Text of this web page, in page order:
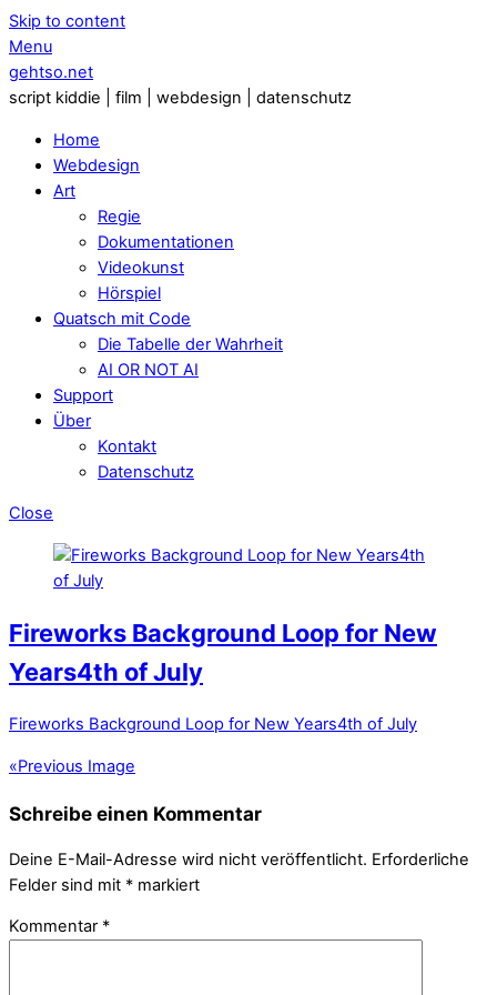
Skip to content
Menu
gehtso.net
script kiddie | film | webdesign | datenschutz
Home
Webdesign
Art
Regie
Dokumentationen
Videokunst
Hörspiel
Quatsch mit Code
Die Tabelle der Wahrheit
AI OR NOT AI
Support
Über
Kontakt
Datenschutz
Close
Fireworks Background Loop for New
Years4th of July
Fireworks Background Loop for New Years4th of July
«Previous Image
Schreibe einen Kommentar
Deine E-Mail-Adresse wird nicht veröffentlicht. Erforderliche
Felder sind mit * markiert
Kommentar *